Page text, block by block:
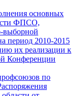
основных
ФПСО,
выборной
период 2010-2015
их реализации к
Конференции
по